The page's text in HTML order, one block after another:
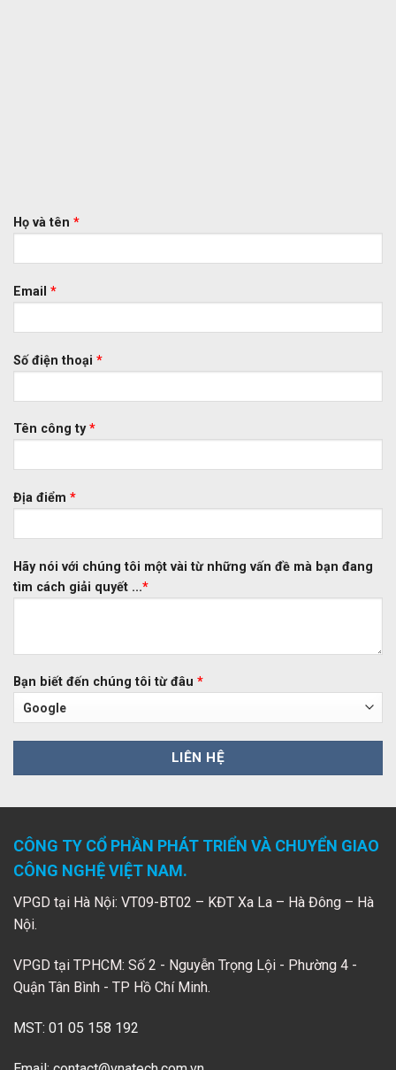
Họ và tên *
Email *
Số điện thoại *
Tên công ty*
Địa điểm *
Hãy nói với chúng tôi một vài từ những vấn đề mà bạn đang
tìm cách giải quyết ...*
Bạn biết đến chúng tôi từ đâu *
CÔNG TY CỔ PHẦN PHÁT TRIỂN VÀ CHUYỂN GIAO
CÔNG NGHỆ VIỆT NAM.
VPGD tại Hà Nội: VT09-BT02 – KĐT Xa La – Hà Đông – Hà
Nội.
VPGD tại TPHCM: Số 2 - Nguyễn Trọng Lội - Phường 4 -
Quận Tân Bình - TP Hồ Chí Minh.
MST: 01 05 158 192